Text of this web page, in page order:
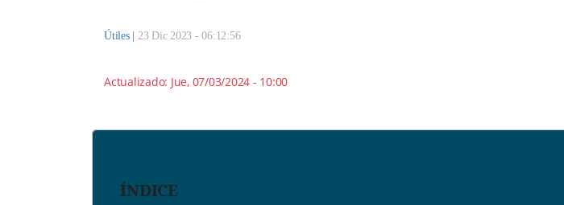
Útiles | 23 Dic 2023 - 06:12:56
Actualizado: Jue, 07/03/2024 - 10:00
ÍNDICE